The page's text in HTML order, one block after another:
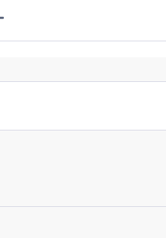
الواسع لمختلف الدول.